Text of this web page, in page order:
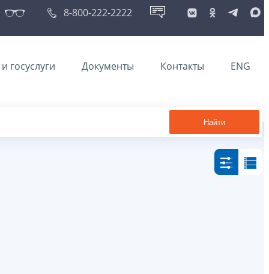
8-800-222-2222
госуслуги Документы Контакты ENG
Найти